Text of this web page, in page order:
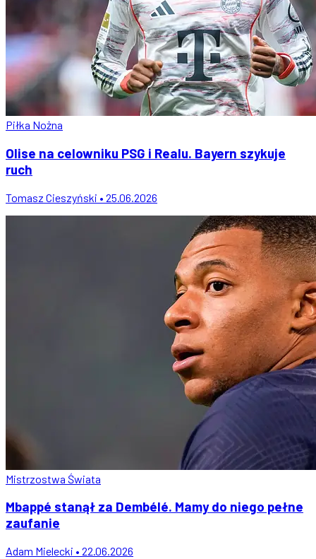
Piłka Nożna
Olise na celowniku PSG i Realu. Bayern szykuje
ruch
Tomasz Cieszyński • 25.06.2026
Mistrzostwa Świata
Mbappé stanął za Dembélé. Mamy do niego pełne
zaufanie
Adam Mielecki • 22.06.2026